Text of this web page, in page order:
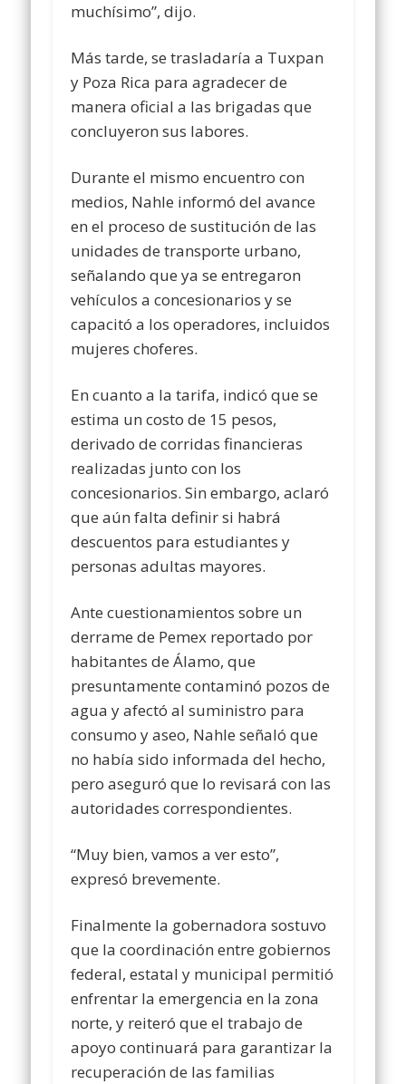
muchísimo”, dijo.
Más tarde, se trasladaría a Tuxpan
y Poza Rica para agradecer de
manera oficial a las brigadas que
concluyeron sus labores.
Durante el mismo encuentro con
medios, Nahle informó del avance
en el proceso de sustitución de las
unidades de transporte urbano,
señalando que ya se entregaron
vehículos a concesionarios y se
capacitó a los operadores, incluidos
mujeres choferes.
En cuanto a la tarifa, indicó que se
estima un costo de 15 pesos,
derivado de corridas financieras
realizadas junto con los
concesionarios. Sin embargo, aclaró
que aún falta definir si habrá
descuentos para estudiantes y
personas adultas mayores.
Ante cuestionamientos sobre un
derrame de Pemex reportado por
habitantes de Álamo, que
presuntamente contaminó pozos de
agua y afectó al suministro para
consumo y aseo, Nahle señaló que
no había sido informada del hecho,
pero aseguró que lo revisará con las
autoridades correspondientes.
“Muy bien, vamos a ver esto”,
expresó brevemente.
Finalmente la gobernadora sostuvo
que la coordinación entre gobiernos
federal, estatal y municipal permitió
enfrentar la emergencia en la zona
norte, y reiteró que el trabajo de
apoyo continuará para garantizar la
recuperación de las familias